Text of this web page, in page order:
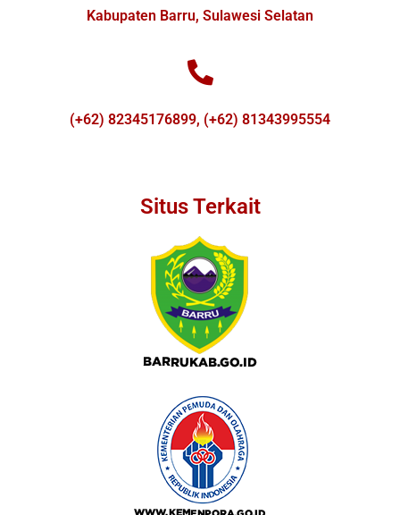
Kabupaten Barru, Sulawesi Selatan
(+62) 82345176899, (+62) 81343995554
Situs Terkait